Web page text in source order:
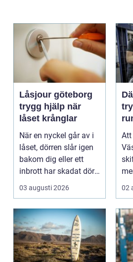
Låsjour göteborg
trygg hjälp när
låset krånglar
När en nyckel går av i
låset, dörren slår igen
bakom dig eller ett
inbrott har skadat dörr
och karm,...
03 augusti 2026
Att
02